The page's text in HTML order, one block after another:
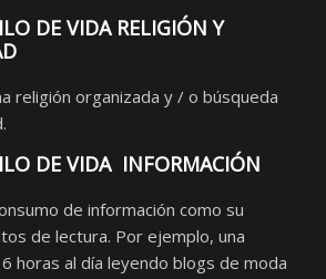
DE VIDA RELIGIÓN Y
religión organizada y / o búsqueda
DE VIDA INFORMACIÓN
de información como su
de lectura. Por ejemplo, una
horas al día leyendo blogs de moda